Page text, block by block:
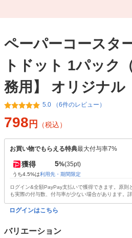
ペーパーコースタ
トドット 1パック
務用】 オリジナル
5.0 （6件のレビュー）
798 円 （税込）
お買い物でもらえる特典最大付与率7%
獲得 5%(35pt)
うち4.5%は利用先・期間限定
ログイン&全額PayPay支払いで獲得できます。原則
も実際の付与数、付与率が少ない場合があります。
ログインはこちら
バリエーション